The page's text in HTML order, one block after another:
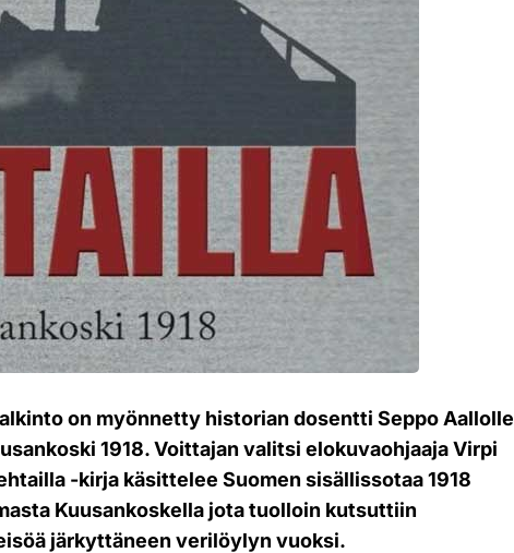
on myönnetty historian dosentti Seppo Aallolle
1918. Voittajan valitsi elokuvaohjaaja Virpi
-kirja käsittelee Suomen sisällissotaa 1918
Kuusankoskella jota tuolloin kutsuttiin
järkyttäneen verilöylyn vuoksi.